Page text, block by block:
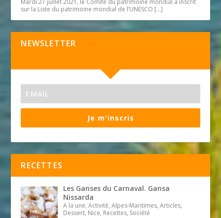
Mardi 27 juillet 2021, le Comité du patrimoine mondial a inscrit
sur la Liste du patrimoine mondial de l’UNESCO […]
NEWSLETTER
Je m'inscris
RECETTES
Les Ganses du Carnaval. Gansa
Nissarda
A la une, Activité, Alpes-Maritimes, Articles,
Dessert, Nice, Recettes, Société